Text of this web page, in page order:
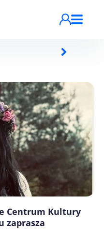
Centrum Kultury
zaprasza